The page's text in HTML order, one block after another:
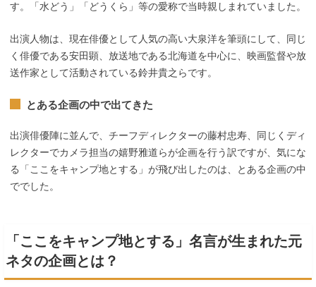
す。「水どう」「どうくら」等の愛称で当時親しまれていました。
出演人物は、現在俳優として人気の高い大泉洋を筆頭にして、同じ
く俳優である安田顕、放送地である北海道を中心に、映画監督や放
送作家として活動されている鈴井貴之らです。
とある企画の中で出てきた
出演俳優陣に並んで、チーフディレクターの藤村忠寿、同じくディ
レクターでカメラ担当の嬉野雅道らが企画を行う訳ですが、気にな
る「ここをキャンプ地とする」が飛び出したのは、とある企画の中
ででした。
「ここをキャンプ地とする」名言が生まれた元
ネタの企画とは？